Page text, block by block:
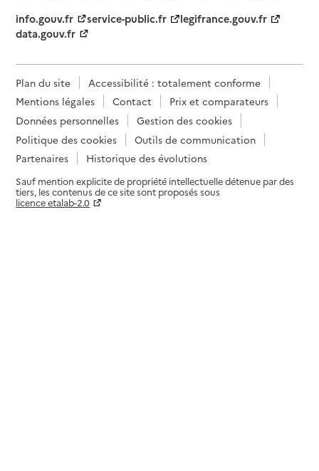
info.gouv.fr
service-public.fr
legifrance.gouv.fr
data.gouv.fr
Plan du site
Accessibilité : totalement conforme
Mentions légales
Contact
Prix et comparateurs
Données personnelles
Gestion des cookies
Politique des cookies
Outils de communication
Partenaires
Historique des évolutions
Sauf mention explicite de propriété intellectuelle détenue par des
tiers, les contenus de ce site sont proposés sous
licence etalab-2.0